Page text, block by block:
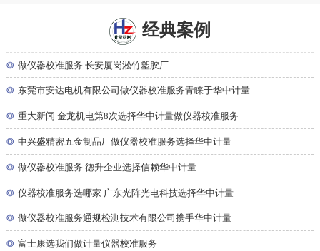
经典案例
◎ 做仪器校准服务 长安厦岗淞竹塑胶厂
◎ 东莞市安达电机有限公司做仪器校准服务青睐于华中计量
◎ 重大新闻 金龙机电第8次选择华中计量做仪器校准服务
◎ 中兴盛精密五金制品厂做仪器校准服务选择华中计量
◎ 做仪器校准服务 德升企业选择信赖华中计量
◎ 仪器校准服务选哪家 广东光阵光电科技选择华中计量
◎ 做仪器校准服务通规检测技术有限公司携手华中计量
◎ 富士康选我们做计量仪器校准服务